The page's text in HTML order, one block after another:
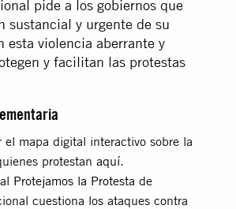
pide a los gobiernos que
sustancial y urgente de su
esta violencia aberrante y
y facilitan las protestas
el mapa digital interactivo sobre la
protestan aquí.
Protejamos la Protesta de
cuestiona los ataques contra